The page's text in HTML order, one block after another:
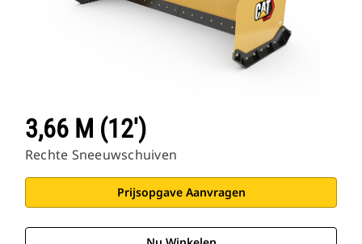
3,66 M (12')
Rechte Sneeuwschuiven
Prijsopgave Aanvragen